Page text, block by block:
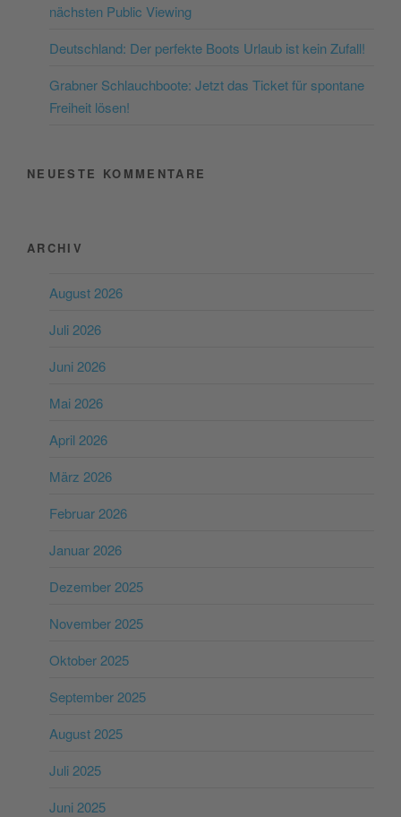
Consent Management
nächsten Public Viewing
Deutschland: Der perfekte Boots Urlaub ist kein Zufall!
Grabner Schlauchboote: Jetzt das Ticket für spontane
Freiheit lösen!
NEUESTE KOMMENTARE
ARCHIV
August 2026
Juli 2026
Juni 2026
Mai 2026
April 2026
März 2026
Februar 2026
Januar 2026
Dezember 2025
November 2025
Oktober 2025
September 2025
August 2025
Juli 2025
Juni 2025